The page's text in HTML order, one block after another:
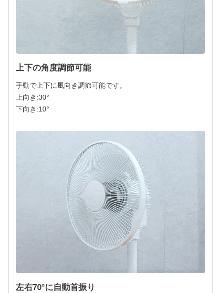
上下の角度調節可能
手動で上下に風向き調節可能です。
上向き:30°
下向き:10°
左右70°に自動首振り